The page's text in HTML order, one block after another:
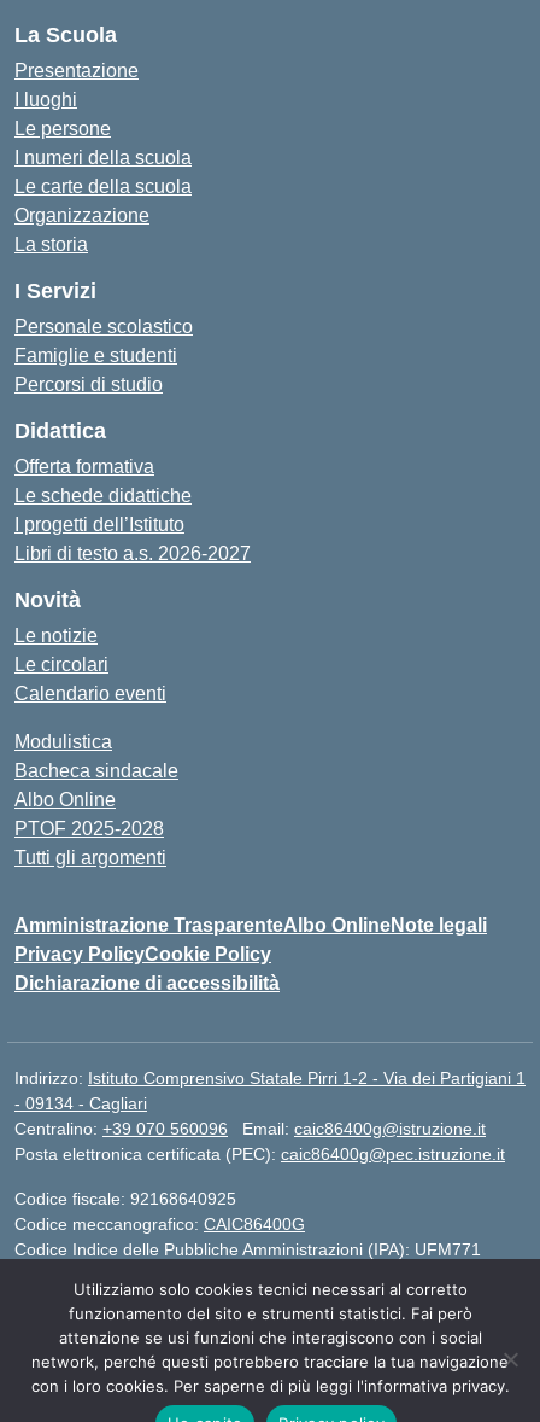
La Scuola
Presentazione
I luoghi
Le persone
I numeri della scuola
Le carte della scuola
Organizzazione
La storia
I Servizi
Personale scolastico
Famiglie e studenti
Percorsi di studio
Didattica
Offerta formativa
Le schede didattiche
I progetti dell’Istituto
Libri di testo a.s. 2026-2027
Novità
Le notizie
Le circolari
Calendario eventi
Modulistica
Bacheca sindacale
Albo Online
PTOF 2025-2028
Tutti gli argomenti
Amministrazione TrasparenteAlbo OnlineNote legali
Privacy PolicyCookie Policy
Dichiarazione di accessibilità
Indirizzo: Istituto Comprensivo Statale Pirri 1-2 - Via dei Partigiani 1
- 09134 - Cagliari
Centralino: +39 070 560096 Email: caic86400g@istruzione.it
Posta elettronica certificata (PEC): caic86400g@pec.istruzione.it
Codice fiscale: 92168640925
Codice meccanografico: CAIC86400G
Codice Indice delle Pubbliche Amministrazioni (IPA): UFM771
IBAN - IT 46 W 0101504808000070626497
Idea e progetto di Designers Italia
Utilizziamo solo cookies tecnici necessari al corretto
funzionamento del sito e strumenti statistici. Fai però
attenzione se usi funzioni che interagiscono con i social
network, perché questi potrebbero tracciare la tua navigazione
con i loro cookies. Per saperne di più leggi l'informativa privacy.